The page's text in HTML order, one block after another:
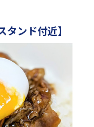
ンド付近】